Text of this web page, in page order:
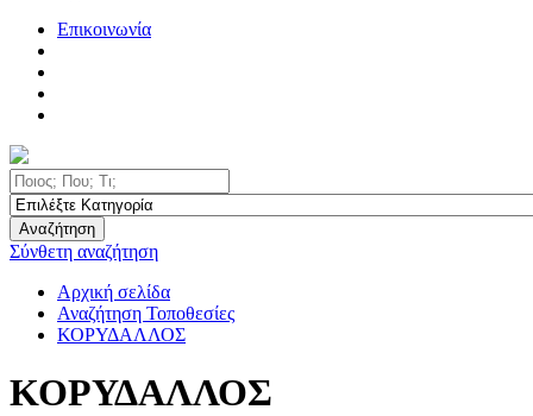
Επικοινωνία
Αναζήτηση
Σύνθετη αναζήτηση
Αρχική σελίδα
Αναζήτηση Τοποθεσίες
ΚΟΡΥΔΑΛΛΟΣ
ΚΟΡΥΔΑΛΛΟΣ